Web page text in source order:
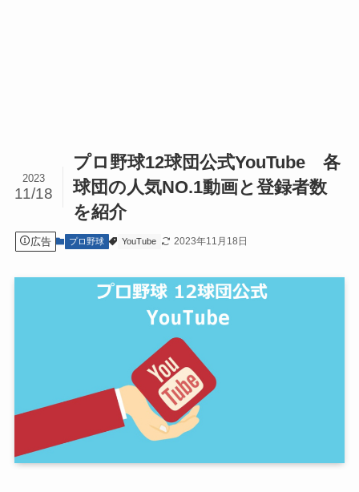
プロ野球12球団公式YouTube 各
球団の人気NO.1動画と登録者数
を紹介
2023
11/18
広告 プロ野球 YouTube 2023年11月18日